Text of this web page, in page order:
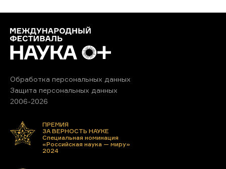
Обработка персональных данных
Защита персональных данных
2006-2026
ПРЕМИЯ
ЗА ВЕРНОСТЬ НАУКЕ
Специальная номинация
«Российская наука — миру»
2024